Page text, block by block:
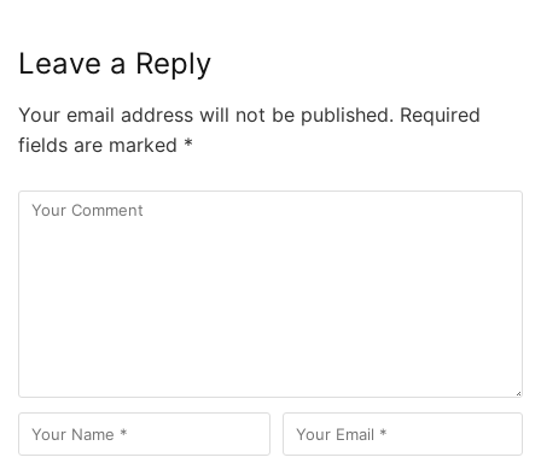
Leave a Reply
Your email address will not be published. Required
fields are marked *